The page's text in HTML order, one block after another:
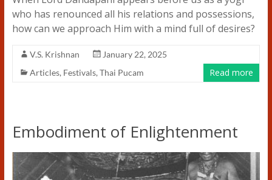
who has renounced all his relations and possessions,
how can we approach Him with a mind full of desires?
V.S. Krishnan
January 22, 2025
Articles, Festivals, Thai Pucam Read more
Embodiment of Enlightenment